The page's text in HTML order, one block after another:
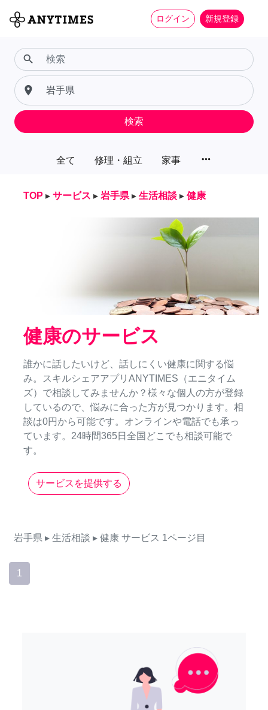
ログイン 新規登録
全て 修理・組立 家事 more_horiz
search
place
検索
TOP ▸ サービス ▸ 岩手県 ▸ 生活相談 ▸ 健康
健康のサービス
誰かに話したいけど、話しにくい健康に関する悩
み。スキルシェアアプリANYTIMES（エニタイム
ズ）で相談してみませんか？様々な個人の方が登録
しているので、悩みに合った方が見つかります。相
談は0円から可能です。オンラインや電話でも承っ
ています。24時間365日全国どこでも相談可能で
す。
サービスを提供する
岩手県 ▸ 生活相談 ▸ 健康 サービス 1ページ目
1